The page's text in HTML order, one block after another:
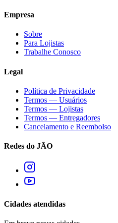
Empresa
Sobre
Para Lojistas
Trabalhe Conosco
Legal
Política de Privacidade
Termos — Usuários
Termos — Lojistas
Termos — Entregadores
Cancelamento e Reembolso
Redes do JÃO
Cidades atendidas